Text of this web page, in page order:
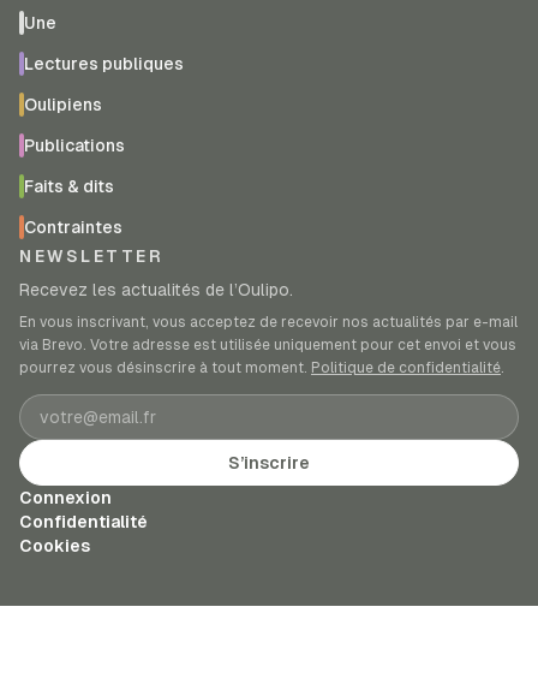
Une
Lectures publiques
Oulipiens
Publications
Faits & dits
Contraintes
NEWSLETTER
Recevez les actualités de l’Oulipo.
En vous inscrivant, vous acceptez de recevoir nos actualités par e-mail
via Brevo. Votre adresse est utilisée uniquement pour cet envoi et vous
pourrez vous désinscrire à tout moment. Politique de confidentialité.
Adresse e-mail
S’inscrire
Connexion
Confidentialité
Cookies